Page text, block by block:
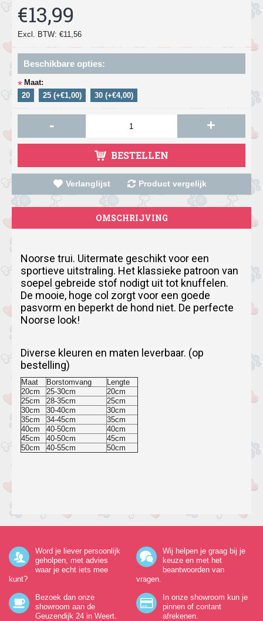
€13,99
Excl. BTW: €11,56
Beschikbare opties:
* Maat:
20
25 (+€1,00) 30 (+€4,00)
- +
BESTELLEN
Verlanglijst Product vergelijk
OMSCHRIJVING
Noorse trui. Uitermate geschikt voor een
sportieve uitstraling. Het klassieke patroon van
soepel gebreide stof nodigt uit tot knuffelen.
De mooie, hoge col zorgt voor een goede
pasvorm en beperkt de hond niet. De perfecte
Noorse look!
Diverse kleuren en maten leverbaar. (op
bestelling)
Maat Borstomvang
Lengte
20cm
25-30cm
20cm
25cm
28-35cm
25cm
30cm
30-40cm
30cm
35cm
34-45cm
35cm
40cm
40-50cm
40cm
45cm
40-50cm
45cm
50cm
40-55cm 50cm
Word je liever persoonlijk
geholpen, met advies
waar je echt iets mee
kunt?
Wij helpen je graag bij je
keuze en met het
beantwoorden van
vragen.
Bezoek dan onze
showroom aan de
Geuzendijk 24 in Weert.
In onze showroom kun je
pinnen of contant
afrekenen.